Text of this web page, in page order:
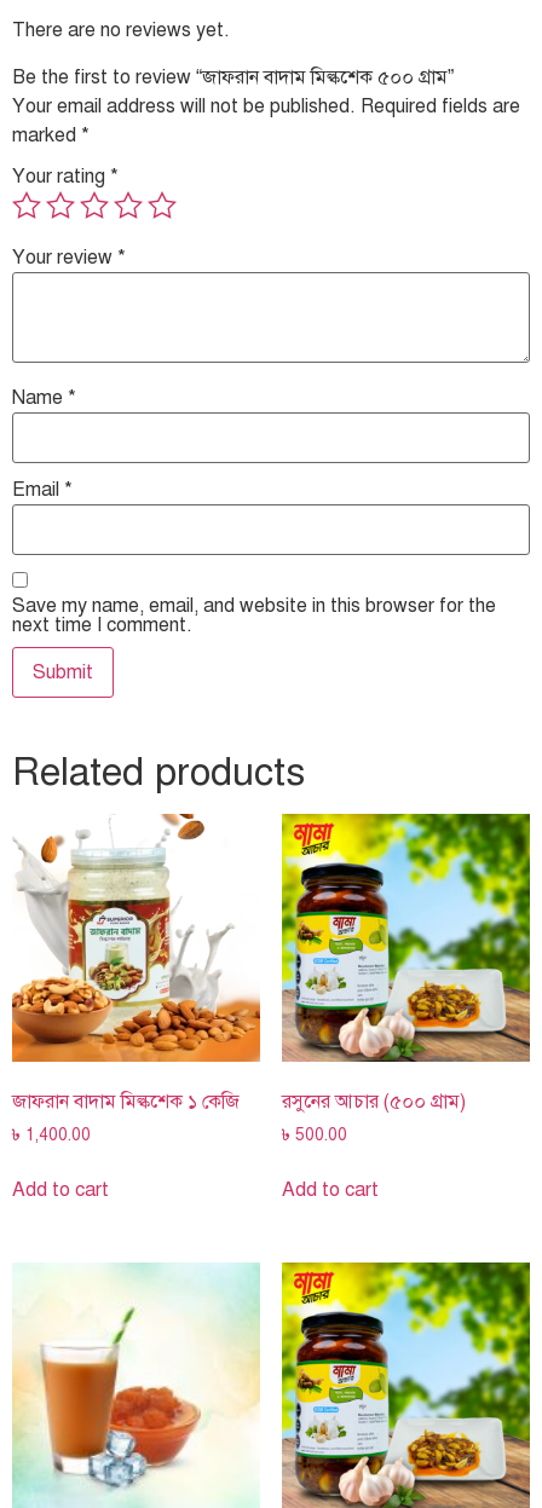
There are no reviews yet.
Be the first to review “জাফরান বাদাম মিল্কশেক ৫০০ গ্রাম”
Your email address will not be published. Required fields are
marked *
Your rating *
Your review *
Name *
Email *
Save my name, email, and website in this browser for the
next time I comment.
Related products
জাফরান বাদাম মিল্কশেক ১ কেজি
৳ 1,400.00
Add to cart
রসুনের আচার (৫০০ গ্রাম)
৳ 500.00
Add to cart